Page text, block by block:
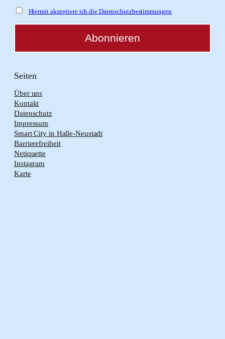
Hiermit akzeptiere ich die Datenschutzbestimmungen
Seiten
Über uns
Kontakt
Datenschutz
Impressum
Smart City in Halle-Neustadt
Barrierefreiheit
Netiquette
Instagram
Karte